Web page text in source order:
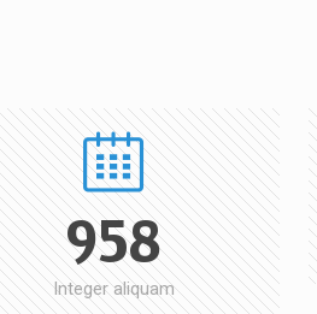
958
Integer aliquam